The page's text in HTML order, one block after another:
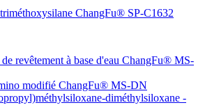
ChangFu® SP-C1632
revêtement à base d'eau ChangFu® MS-
modifié ChangFu® MS-DN
diméthylsiloxane -